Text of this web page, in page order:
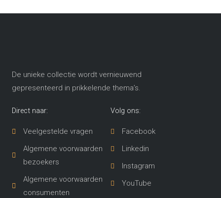
De unieke collectie wordt vernieuwend
gepresenteerd in prikkelende thema’s​.
Direct naar:
Veelgestelde vragen
Algemene voorwaarden
bezoekers
Algemene voorwaarden
consumenten
Volg ons:
Facebook
Linkedin
Instagram
YouTube